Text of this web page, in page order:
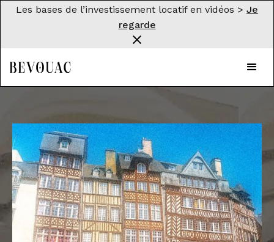
Les bases de l’investissement locatif en vidéos > Je
regarde